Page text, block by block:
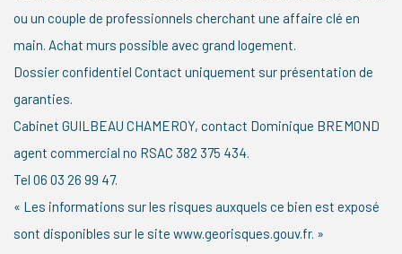
ou un couple de professionnels cherchant une affaire clé en
main. Achat murs possible avec grand logement.
Dossier confidentiel Contact uniquement sur présentation de
garanties.
Cabinet GUILBEAU CHAMEROY, contact Dominique BREMOND
agent commercial no RSAC 382 375 434.
Tel 06 03 26 99 47.
« Les informations sur les risques auxquels ce bien est exposé
sont disponibles sur le site www.georisques.gouv.fr. »